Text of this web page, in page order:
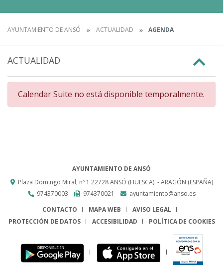
AYUNTAMIENTO DE ANSÓ ACTUALIDAD AGENDA
ACTUALIDAD
Calendar Suite no está disponible temporalmente.
AYUNTAMIENTO DE ANSÓ
Plaza Domingo Miral, nº 1 22728 ANSÓ (HUESCA) - ARAGÓN (ESPAÑA)
974370003
974370021
ayuntamiento@anso.es
CONTACTO
MAPA WEB
AVISO LEGAL
PROTECCIÓN DE DATOS
ACCESIBILIDAD POLÍTICA DE COOKIES